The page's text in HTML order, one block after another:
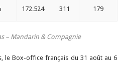
172.524 311 179
– Mandarin & Compagnie
le Box-office français du 31 août au 6